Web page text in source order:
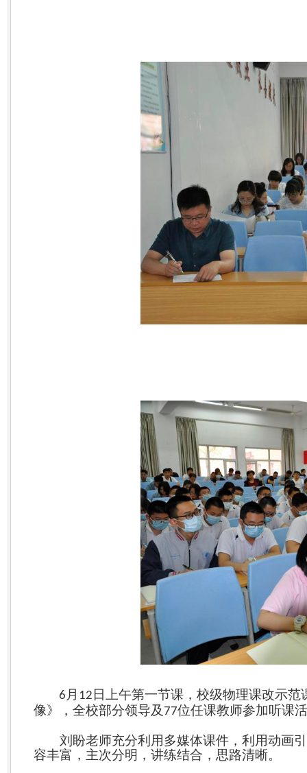
6 月 12 日上午第一节课，校级物理课改示
像》，全校部分领导及 77位任课教师参加听课
刘盼老师充分利用多媒体课件，利用动画引
容丰富，主次分明，讲练结合，思路清晰。